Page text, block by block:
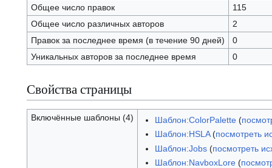
Общее число правок
115
Общее число различных авторов
2
Правок за последнее время (в течение 90 дней)
0
Уникальных авторов за последнее время
0
Свойства страницы
Включённые шаблоны (4) Шаблон:ColorPalette(
Шаблон:HSLA(посмотреть
Шаблон:Jobs(посмотреть
Шаблон:NavboxLore(